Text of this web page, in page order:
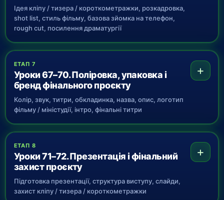
Ідея кліпу / тизера / короткометражки, розкадровка,
shot list, стиль фільму, базова зйомка на телефон,
rough cut, посилення драматургії
ЕТАП 7
Уроки 67–70. Поліровка, упаковка і
бренд фінального проєкту
Колір, звук, титри, обкладинка, назва, опис, логотип
фільму / міністудії, інтро, фінальні титри
+
ЕТАП 8
Уроки 71–72. Презентація і фінальний
захист проєкту
Підготовка презентації, структура виступу, слайди,
захист кліпу / тизера / короткометражки
+